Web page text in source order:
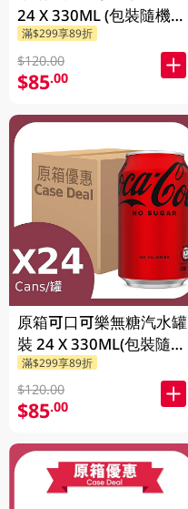
24 X 330ML (包裝隨機發
送)
滿$299享89折
$120.00
$85.00
原箱可口可樂無糖汽水罐
裝 24 X 330ML(包裝隨機
發送)
滿$299享89折
$120.00
$85.00